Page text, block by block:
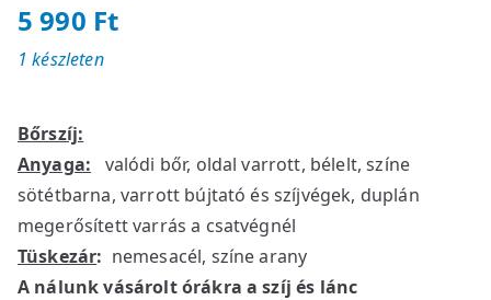
5 990 Ft
Bőrszíj:
Anyaga: valódi bőr, oldal varrott, bélelt, színe
sötétbarna, varrott bújtató és szíjvégek, duplán
megerősített varrás a csatvégnél
Tüskezár: nemesacél, színe arany
A nálunk vásárolt órákra a szíj és lánc
1 készleten